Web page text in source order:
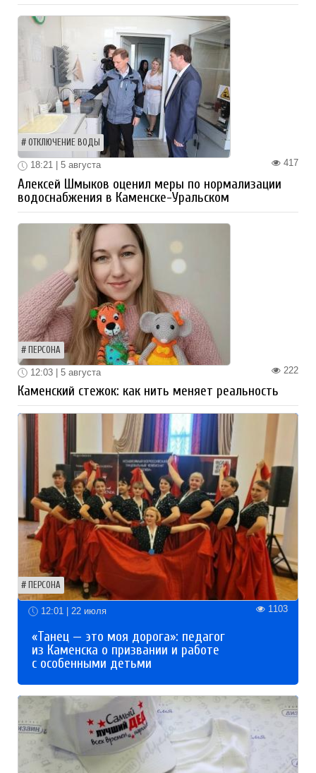
ОТКЛЮЧЕНИЕ ВОДЫ
417
18:21 | 5 августа
Алексей Шмыков оценил меры по нормализации
водоснабжения в Каменске-Уральском
ПЕРСОНА
222
12:03 | 5 августа
Каменский стежок: как нить меняет реальность
ПЕРСОНА
12:01 | 22 июля 1103
«Танец — это моя дорога»: педагог
из Каменска о призвании и работе
с особенными детьми